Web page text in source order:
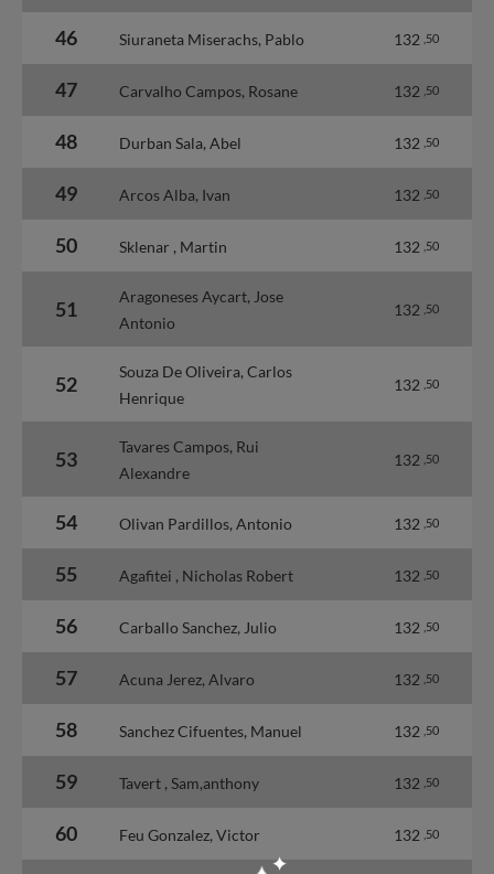
46 Siuraneta Miserachs, Pablo 132 ,50
47 Carvalho Campos, Rosane 132 ,50
48 Durban Sala, Abel 132 ,50
49 Arcos Alba, Ivan 132 ,50
50 Sklenar , Martin 132 ,50
51
Aragoneses Aycart, Jose
Antonio
132 ,50
52
Souza De Oliveira, Carlos
Henrique
132 ,50
53
Tavares Campos, Rui
Alexandre
132 ,50
54 Olivan Pardillos, Antonio 132 ,50
55 Agafitei , Nicholas Robert 132 ,50
56 Carballo Sanchez, Julio 132 ,50
57 Acuna Jerez, Alvaro 132 ,50
58 Sanchez Cifuentes, Manuel 132 ,50
59 Tavert , Sam,anthony 132 ,50
60 Feu Gonzalez, Victor 132 ,50